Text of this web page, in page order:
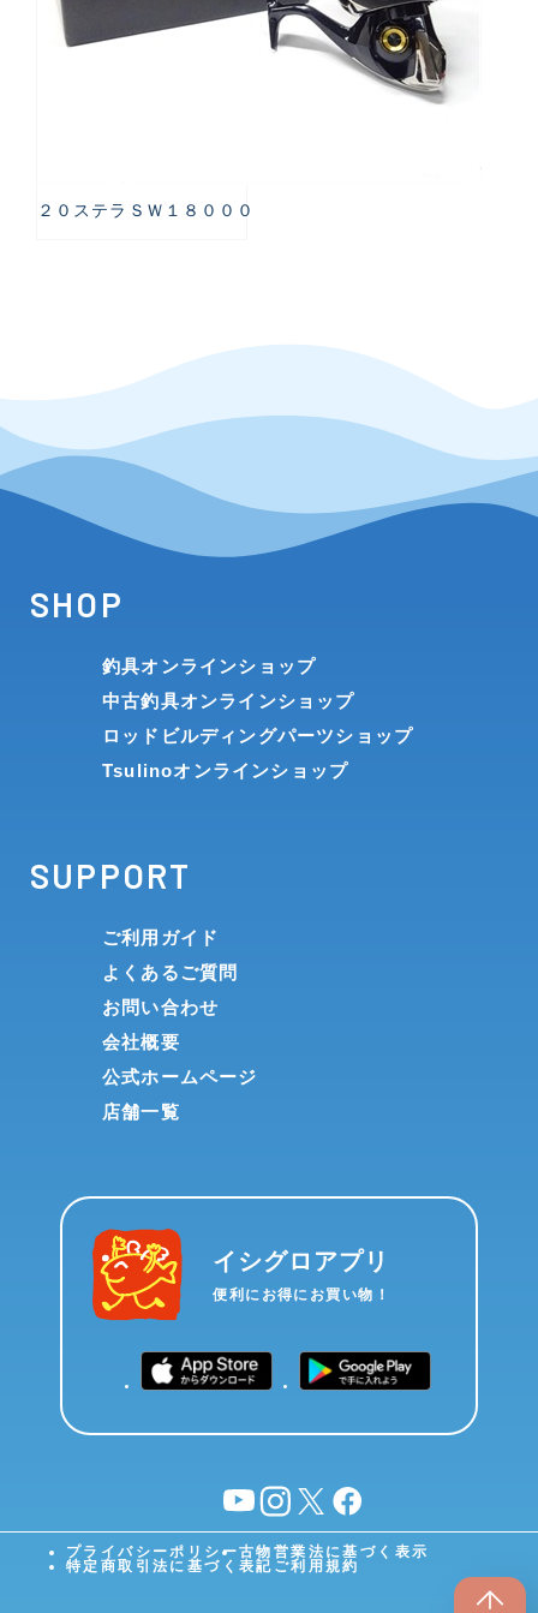
２０ステラＳＷ１８０００
SHOP
釣具オンラインショップ
中古釣具オンラインショップ
ロッドビルディングパーツショップ
Tsulinoオンラインショップ
SUPPORT
ご利用ガイド
よくあるご質問
お問い合わせ
会社概要
公式ホームページ
店舗一覧
イシグロアプリ
便利にお得にお買い物！
YouTubeinstagram
X facebook
プライバシーポリシー古物営業法に基づく表示
特定商取引法に基づく表記 ご利用規約